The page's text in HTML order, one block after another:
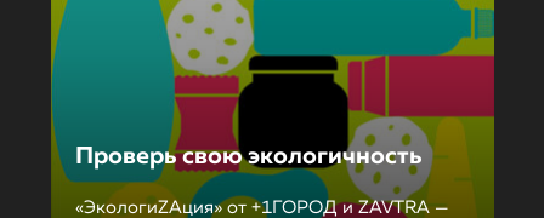
Проверь свою экологичность
«ЭкологиZAция» от +1ГОРОД и ZAVTRA —